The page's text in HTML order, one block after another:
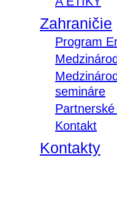
Zahraničie
Program
semináre
Kontakt
Kontakty